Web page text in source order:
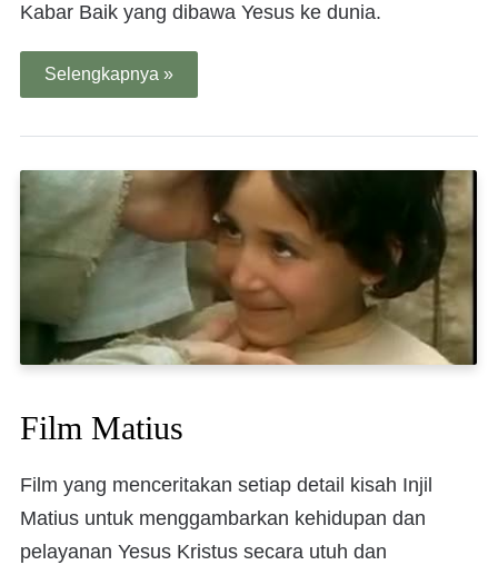
Kabar Baik yang dibawa Yesus ke dunia.
Selengkapnya »
Film Matius
Film yang menceritakan setiap detail kisah Injil
Matius untuk menggambarkan kehidupan dan
pelayanan Yesus Kristus secara utuh dan